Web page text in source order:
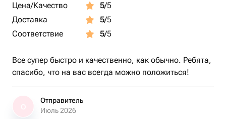
Цена/Качество
5/5
Доставка
5/5
Соответствие
5/5
Все супер быстро и качественно, как обычно. Ребята,
спасибо, что на вас всегда можно положиться!
Отправитель
Июль 2026